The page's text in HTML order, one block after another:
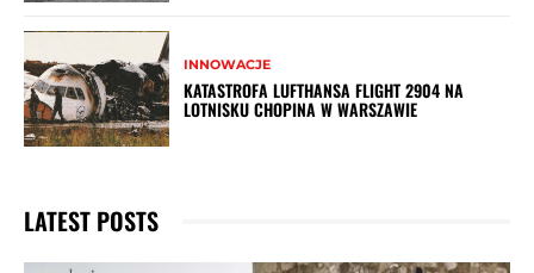
INNOWACJE
KATASTROFA LUFTHANSA FLIGHT 2904 NA
LOTNISKU CHOPINA W WARSZAWIE
LATEST POSTS